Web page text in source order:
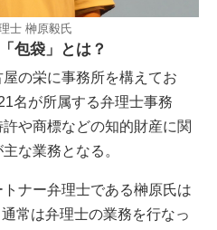
士 榊原毅氏
包袋」とは？
の栄に事務所を構えてお
名が所属する弁理士事務
や商標などの知的財産に関
な業務となる。
ナー弁理士である榊原氏は
常は弁理士の業務を行なっ